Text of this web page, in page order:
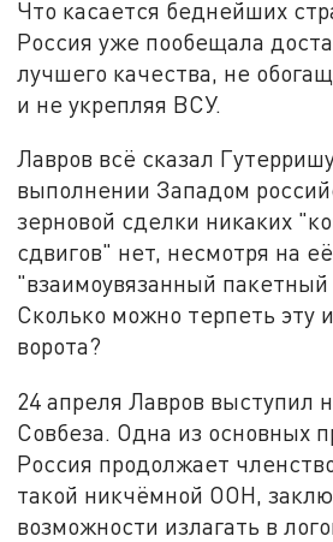
Что касается беднейших
Россия уже пообещала
лучшего качества, не
и не укрепляя ВСУ.
Лавров всё сказал
выполнении Западом
зерновой сделки никаких
сдвигов" нет, несмотря на её
"взаимоувязанный пакетный
Сколько можно терпеть эту
ворота?
24 апреля Лавров выступил
Совбеза. Одна из основных
Россия продолжает
такой никчёмной ООН,
возможности излагать в